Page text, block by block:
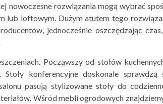
nowoczesne rozwiązania mogą wybrać
lub loftowym. Dużym atutem tego
jednocześnie oszczędzając
Począwszy od stołów
konferencyjne doskonale sprawdzą
pasują stylizowane stoły do
Wśród mebli ogrodowych